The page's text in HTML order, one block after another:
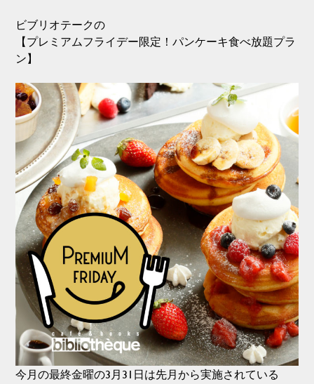
ビブリオテークの
【プレミアムフライデー限定！パンケーキ食べ放題プラ
ン】
今月の最終金曜の3月31日は先月から実施されている